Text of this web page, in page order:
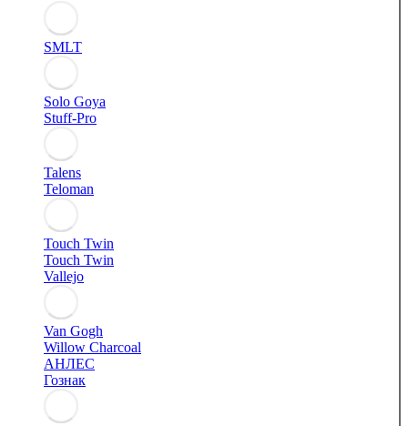
SMLT
Solo Goya
Stuff-Pro
Talens
Teloman
Touch Twin
Touch Twin
Vallejo
Van Gogh
Willow Charcoal
АНЛЕС
Гознак